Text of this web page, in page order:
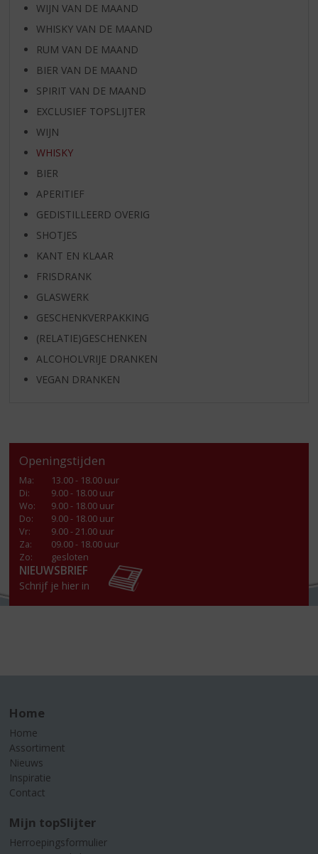
WIJN VAN DE MAAND
WHISKY VAN DE MAAND
RUM VAN DE MAAND
BIER VAN DE MAAND
SPIRIT VAN DE MAAND
EXCLUSIEF TOPSLIJTER
WIJN
WHISKY
BIER
APERITIEF
GEDISTILLEERD OVERIG
SHOTJES
KANT EN KLAAR
FRISDRANK
GLASWERK
GESCHENKVERPAKKING
(RELATIE)GESCHENKEN
ALCOHOLVRIJE DRANKEN
VEGAN DRANKEN
Openingstijden
Ma:
13.00 - 18.00 uur
Di:
9.00 - 18.00 uur
Wo:
9.00 - 18.00 uur
Do:
9.00 - 18.00 uur
Vr:
9.00 - 21.00 uur
Za:
09.00 - 18.00 uur
Zo:
gesloten
NIEUWSBRIEF
Schrijf je hier in
Home
Home
Assortiment
Nieuws
Inspiratie
Contact
Mijn topSlijter
Herroepingsformulier